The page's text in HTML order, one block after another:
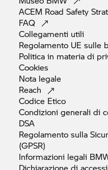
ACEM Road Safety
FAQ
Collegamenti utili
Regolamento UE sulle
Politica in materia di
Cookies
Nota legale
Reach
Codice Etico
Condizioni generali di
DSA
Regolamento sulla
(GPSR)
Informazioni legali
Dichiarazione di